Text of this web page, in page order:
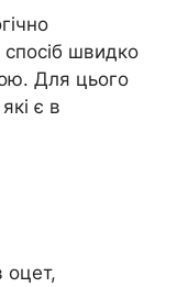
швидко
Для цього
є в
оцет,